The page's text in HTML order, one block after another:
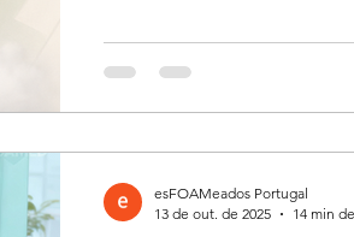
esFOAMeados Portugal
13 de out. de 2025
14 min